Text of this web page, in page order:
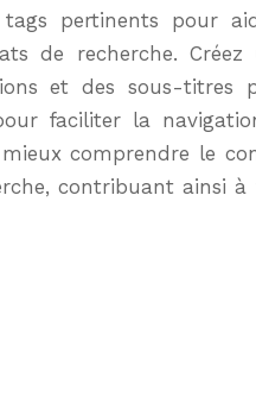
pertinents pour
de recherche. Créez
et des sous-titres
faciliter la
comprendre le
contribuant ainsi à